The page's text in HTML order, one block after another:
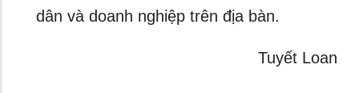
dân và doanh nghiệp trên địa bàn.
Tuyết Loan